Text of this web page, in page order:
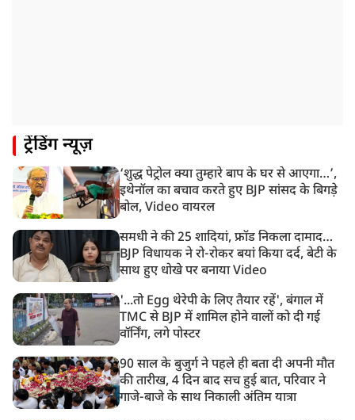
गुजरात में आज से होती तिरंगा यात्रा की शुरुआत, शासन से
10:39 AM
रांची में छात्रों का विधानसभा मार्च शुरू, BJP ने भी CM आवास
घेरा
ट्रेंडिंग न्यूज़
‘शुद्ध पेट्रोल क्या तुम्हारे बाप के घर से आएगा…’,
इथेनॉल का बचाव करते हुए BJP सांसद के बिगड़े
बोल, Video वायरल
समधी ने की 25 शादियां, फ्रॉड निकला दामाद…
BJP विधायक ने रो-रोकर बयां किया दर्द, बेटी के
साथ हुए धोखे पर बनाया Video
'...तो Egg थेरेपी के लिए तैयार रहें', बंगाल में
TMC से BJP में शामिल होने वालों को दी गई
वॉर्निंग, लगे पोस्टर
90 साल के बुजुर्ग ने पहले ही बता दी अपनी मौत
की तारीख, 4 दिन बाद सच हुई बात, परिवार ने
गाजे-बाजे के साथ निकाली अंतिम यात्रा